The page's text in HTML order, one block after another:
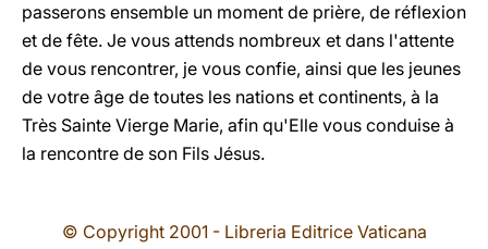
passerons ensemble un moment de prière, de réflexion
et de fête. Je vous attends nombreux et dans l'attente
de vous rencontrer, je vous confie, ainsi que les jeunes
de votre âge de toutes les nations et continents, à la
Très Sainte Vierge Marie, afin qu'Elle vous conduise à
la rencontre de son Fils Jésus.
© Copyright 2001 - Libreria Editrice Vaticana